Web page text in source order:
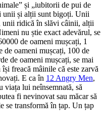
și „iubitorii de pui de
unii și alții sunt bigoți. Unii
unii ridică în slăvi câinii, alții
nu știe exact adevărul, se
de oameni mușcați, 1
oameni mușcați, 100 de
de oameni mușcați, se mai
freacă mâinile că este zarvă
E ca în 12 Angry Men,
viața lui neînsemnată, să
fi nevinovat sau măcar să
se transformă în țap. Un țap